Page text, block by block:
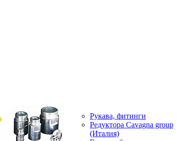
Рукава, фитинги
Редуктора Cavagna group
(Италия)